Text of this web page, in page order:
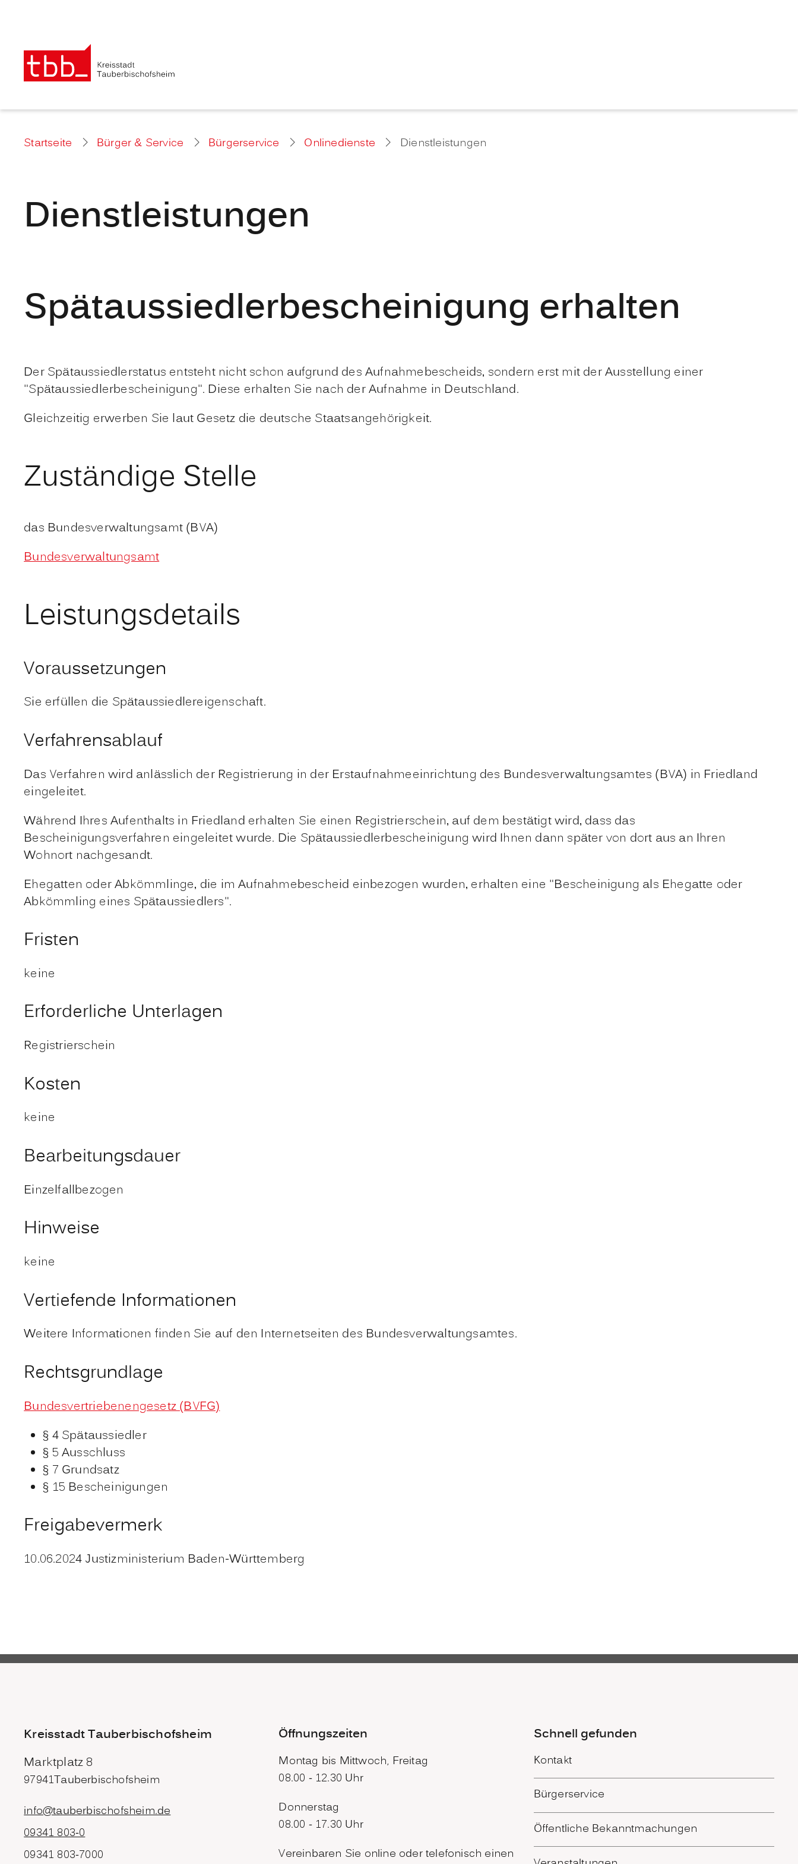
Startseite Bürger & Service Bürgerservice Onlinedienste Dienstleistungen
Dienstleistungen
Spätaussiedlerbescheinigung erhalten
Der Spätaussiedlerstatus entsteht nicht schon aufgrund des Aufnahmebescheids, sondern erst mit der Ausstellung einer
"Spätaussiedlerbescheinigung". Diese erhalten Sie nach der Aufnahme in Deutschland.
Gleichzeitig erwerben Sie laut Gesetz die deutsche Staatsangehörigkeit.
Zuständige Stelle
das Bundesverwaltungsamt (BVA)
Bundesverwaltungsamt
Leistungsdetails
Voraussetzungen
Sie erfüllen die Spätaussiedlereigenschaft.
Verfahrensablauf
Das Verfahren wird anlässlich der Registrierung in der Erstaufnahmeeinrichtung des Bundesverwaltungsamtes (BVA) in Friedland
eingeleitet.
Während Ihres Aufenthalts in Friedland erhalten Sie einen Registrierschein, auf dem bestätigt wird, dass das
Bescheinigungsverfahren eingeleitet wurde. Die Spätaussiedlerbescheinigung wird Ihnen dann später von dort aus an Ihren
Wohnort nachgesandt.
Ehegatten oder Abkömmlinge, die im Aufnahmebescheid einbezogen wurden, erhalten eine "Bescheinigung als Ehegatte oder
Abkömmling eines Spätaussiedlers".
Fristen
keine
Erforderliche Unterlagen
Registrierschein
Kosten
keine
Bearbeitungsdauer
Einzelfallbezogen
Hinweise
keine
Vertiefende Informationen
Weitere Informationen finden Sie auf den Internetseiten des Bundesverwaltungsamtes.
Rechtsgrundlage
Bundesvertriebenengesetz (BVFG)
§ 4 Spätaussiedler
§ 5 Ausschluss
§ 7 Grundsatz
§ 15 Bescheinigungen
Freigabevermerk
10.06.2024 Justizministerium Baden-Württemberg
Kreisstadt Tauberbischofsheim
Marktplatz 8
97941Tauberbischofsheim
info@tauberbischofsheim.de
09341 803-0
09341 803-7000
Öffnungszeiten
Montag bis Mittwoch, Freitag
08.00 - 12.30 Uhr
Donnerstag
08.00 - 17.30 Uhr
Vereinbaren Sie online oder telefonisch einen
Schnell gefunden
Kontakt
Bürgerservice
Öffentliche Bekanntmachungen